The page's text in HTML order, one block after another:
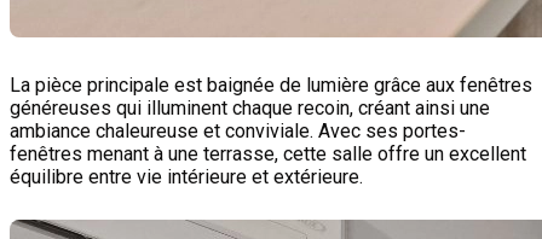
La pièce principale est baignée de lumière grâce aux fenêtres
généreuses qui illuminent chaque recoin, créant ainsi une
ambiance chaleureuse et conviviale. Avec ses portes-
fenêtres menant à une terrasse, cette salle offre un excellent
équilibre entre vie intérieure et extérieure.